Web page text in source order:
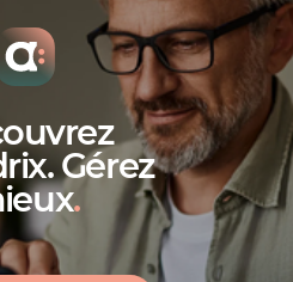
Gérez
.